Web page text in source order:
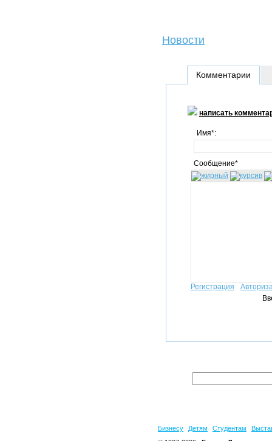
Новости
Комментарии
написать
Имя*:
Сообщение*
Регистрация
Бизнесу Детям Студентам